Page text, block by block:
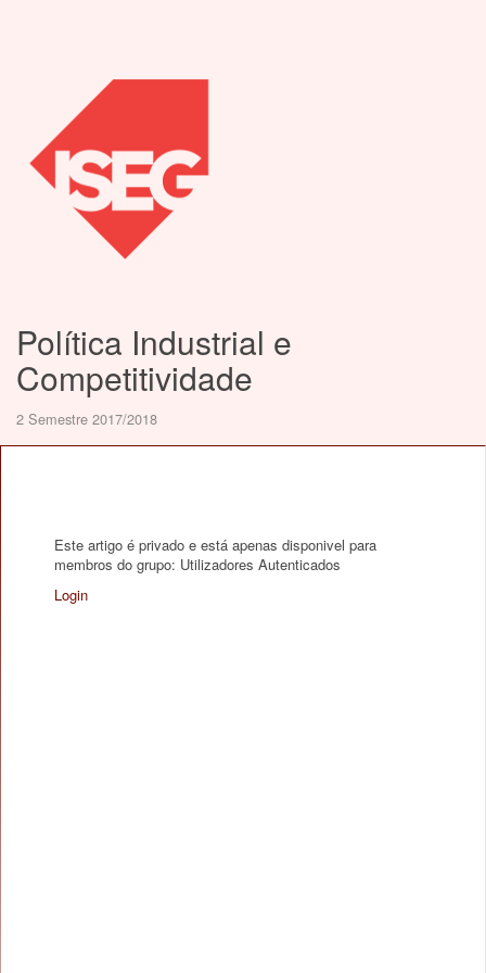
Política Industrial e
Competitividade
2 Semestre 2017/2018
Este artigo é privado e está apenas disponivel para
membros do grupo: Utilizadores Autenticados
Login